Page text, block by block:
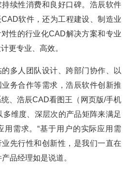
续性消费和良好口碑。浩辰软件
软件，还为工程建设、制造业
性的行业化CAD解决方案和专业
更专业、高效。
多人团队设计、跨部门协作、以
务合作等需求，浩辰软件创新推
、浩辰CAD看图王（网页版/手机
维度、深层次的产品矩阵来满足
用需求。“基于用户的实际应用需
先行性和创新性，是我们一直在
品经理如是说道。